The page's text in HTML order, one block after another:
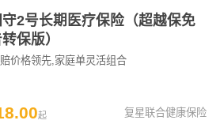
2号长期医疗保险（超越保免
保版）
价格领先,家庭单灵活组合
.00起 复星联合健康保险